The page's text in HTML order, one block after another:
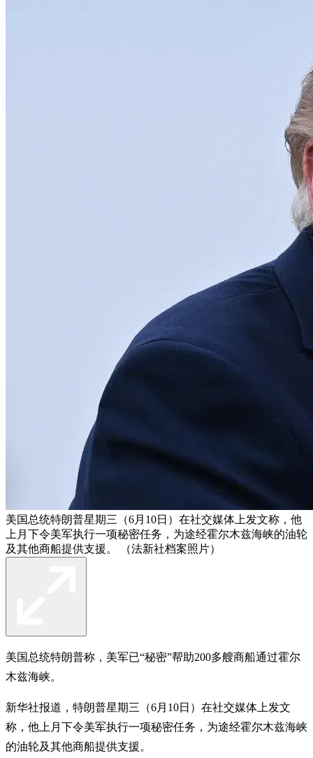
美国总统特朗普星期三（6月10日）在社交媒体上发文称，他
上月下令美军执行一项秘密任务，为途经霍尔木兹海峡的油轮
及其他商船提供支援。 （法新社档案照片）
美国总统特朗普称，美军已“秘密”帮助200多艘商船通过霍尔
木兹海峡。
新华社报道，特朗普星期三（6月10日）在社交媒体上发文
称，他上月下令美军执行一项秘密任务，为途经霍尔木兹海峡
的油轮及其他商船提供支援。